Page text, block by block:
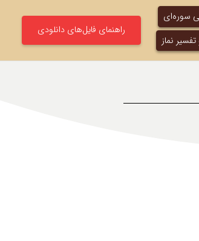
سوره‌ای
نماز
راهنمای فایل‌های دانلودی